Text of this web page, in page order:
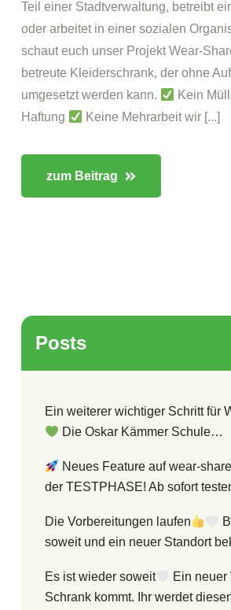
Teil einer Stadtverwaltung, betreibt
oder arbeitet in einer sozialen
schaut euch unser Projekt Wear-
betreute Kleiderschrank, der ohne
umgesetzt werden kann.
Kein Müll
Haftung
Keine Mehrarbeit wir [...]
zum Beitrag
Posts
Ein weiterer wichtiger Schritt für
Die Oskar Kämmer Schule…
Neues Feature auf wear-
der TESTPHASE! Ab sofort
Die Vorbereitungen laufen
soweit und ein neuer Standort
Es ist wieder soweit
Ein neuer
Schrank kommt. Ihr werdet